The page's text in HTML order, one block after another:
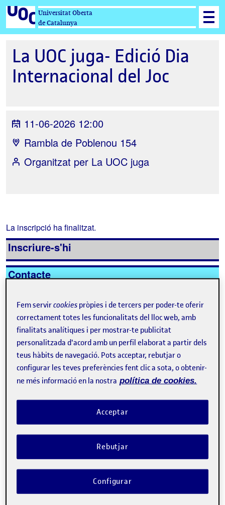
Universitat Oberta
de Catalunya
La UOC juga- Edició Dia
Internacional del Joc
11-06-2026 12:00
Rambla de Poblenou 154
Organitzat per La UOC juga
La inscripció ha finalitzat.
Inscriure-s'hi
Contacte
Sobre l'esdeveniment
Categories: Altres
Jocs de taula
Fem servircookies pròpies i de tercers per poder-te oferir
correctament totes les funcionalitats del lloc web, amb
finalitats analítiques i per mostrar-te publicitat
personalitzada d'acord amb un perfil elaborat a partir dels
teus hàbits de navegació. Pots acceptar, rebutjar o
configurar les teves preferències fent clic a sota, o obtenir-
ne més informació en la nostra política de cookies.
Rebutjar
Acceptar
Configurar